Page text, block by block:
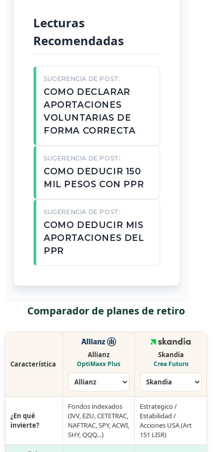
Lecturas
Recomendadas
SUGERENCIA DE POST:
COMO DECLARAR
APORTACIONES
VOLUNTARIAS DE
FORMA CORRECTA
SUGERENCIA DE POST:
COMO DEDUCIR 150
MIL PESOS CON PPR
SUGERENCIA DE POST:
COMO DEDUCIR MIS
APORTACIONES DEL
PPR
Comparador de planes de retiro
Característica
Allianz
OptiMaxx Plus
Skandia
Crea Futuro
¿En qué
invierte?
Fondos indexados
(IVV, EZU, CETETRAC,
NAFTRAC, SPY, ACWI,
SHY, QQQ…)
Estrategico /
Estabilidad /
Acciones USA (Art
151 LISR)